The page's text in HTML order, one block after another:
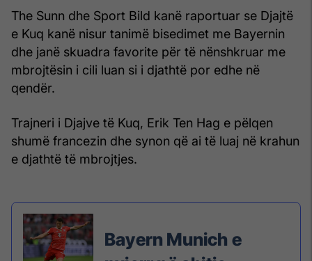
The Sunn dhe Sport Bild kanë raportuar se Djajtë
e Kuq kanë nisur tanimë bisedimet me Bayernin
dhe janë skuadra favorite për të nënshkruar me
mbrojtësin i cili luan si i djathtë por edhe në
qendër.
Trajneri i Djajve të Kuq, Erik Ten Hag e pëlqen
shumë francezin dhe synon që ai të luaj në krahun
e djathtë të mbrojtjes.
Bayern Munich e